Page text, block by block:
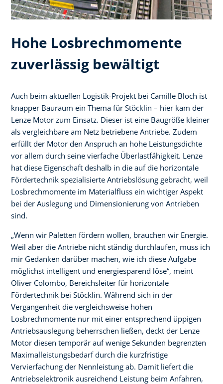
Hohe Losbrechmomente
zuverlässig bewältigt
Auch beim aktuellen Logistik-Projekt bei Camille Bloch ist
knapper Bauraum ein Thema für Stöcklin – hier kam der
Lenze Motor zum Einsatz. Dieser ist eine Baugröße kleiner
als vergleichbare am Netz betriebene Antriebe. Zudem
erfüllt der Motor den Anspruch an hohe Leistungsdichte
vor allem durch seine vierfache Überlastfähigkeit. Lenze
hat diese Eigenschaft deshalb in die auf die horizontale
Fördertechnik spezialisierte Antriebslösung gebracht, weil
Losbrechmomente im Materialfluss ein wichtiger Aspekt
bei der Auslegung und Dimensionierung von Antrieben
sind.
„Wenn wir Paletten fördern wollen, brauchen wir Energie.
Weil aber die Antriebe nicht ständig durchlaufen, muss ich
mir Gedanken darüber machen, wie ich diese Aufgabe
möglichst intelligent und energiesparend löse“, meint
Oliver Colombo, Bereichsleiter für horizontale
Fördertechnik bei Stöcklin. Während sich in der
Vergangenheit die vergleichsweise hohen
Losbrechmomente nur mit einer entsprechend üppigen
Antriebsauslegung beherrschen ließen, deckt der Lenze
Motor diesen temporär auf wenige Sekunden begrenzten
Maximalleistungsbedarf durch die kurzfristige
Vervierfachung der Nennleistung ab. Damit liefert die
Antriebselektronik ausreichend Leistung beim Anfahren,